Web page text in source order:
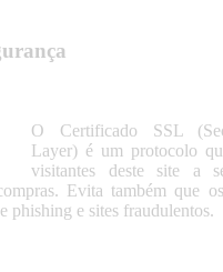
O Certificado SSL
Layer) é um protocolo
visitantes deste site a
Evita também que
phishing e sites fraudulentos.